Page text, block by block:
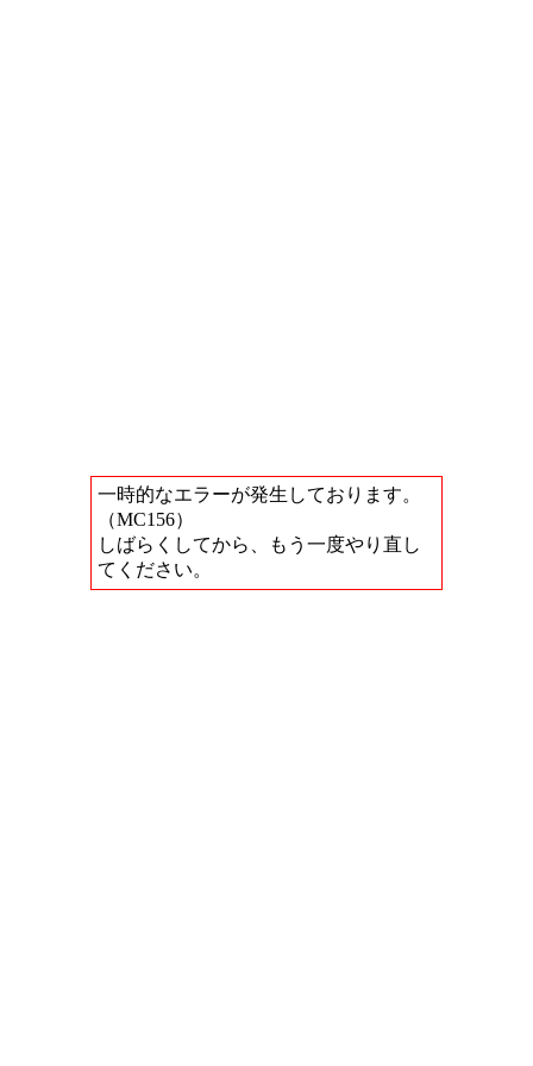
一時的なエラーが発生しております。
（MC156）
しばらくしてから、もう一度やり直し
てください。